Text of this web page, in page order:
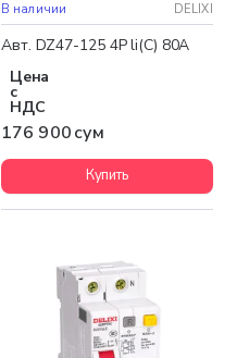
В наличии DELIXI
Авт. DZ47-125 4P li(C) 80A
Цена
с
НДС
176 900 сум
Купить